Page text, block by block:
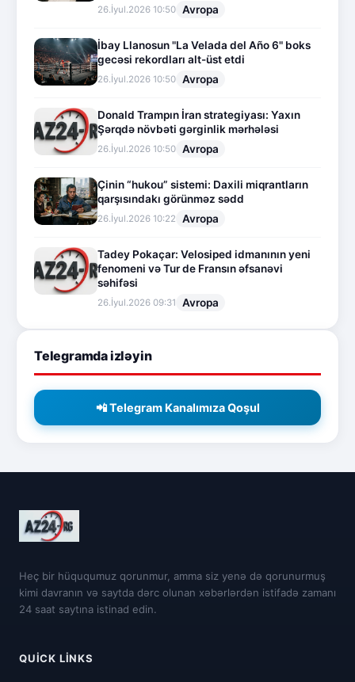
26.İyul.2026 10:50 Avropa
İbay Llanosun "La Velada del Año 6" boks
gecəsi rekordları alt-üst etdi
26.İyul.2026 10:50 Avropa
Donald Trampın İran strategiyası: Yaxın
Şərqdə növbəti gərginlik mərhələsi
26.İyul.2026 10:50 Avropa
Çinin “hukou” sistemi: Daxili miqrantların
qarşısındakı görünməz sədd
26.İyul.2026 10:22 Avropa
Tadey Pokaçar: Velosiped idmanının yeni
fenomeni və Tur de Fransın əfsanəvi
səhifəsi
26.İyul.2026 09:31 Avropa
Telegramda izləyin
📲 Telegram Kanalımıza Qoşul
Heç bir hüququmuz qorunmur, amma siz yenə də qorunurmuş
kimi davranın və saytda dərc olunan xəbərlərdən istifadə zamanı
24 saat saytına istinad edin.
QUICK LINKS